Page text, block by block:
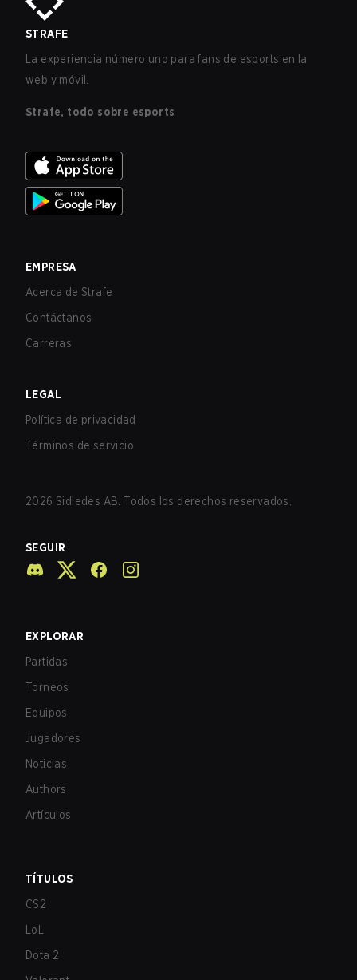
STRAFE
La experiencia número uno para fans de esports en la
web y móvil.
Strafe, todo sobre esports
EMPRESA
Acerca de Strafe
Contáctanos
Carreras
LEGAL
Política de privacidad
Términos de servicio
2026 Sidledes AB. Todos los derechos reservados.
SEGUIR
EXPLORAR
Partidas
Torneos
Equipos
Jugadores
Noticias
Authors
Artículos
TÍTULOS
CS2
LoL
Dota 2